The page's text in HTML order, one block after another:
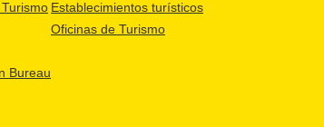
Bureau
Establecimientos turísticos
Oficinas de Turismo